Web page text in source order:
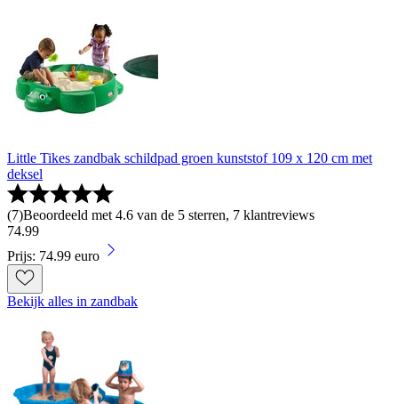
Little Tikes zandbak schildpad groen kunststof 109 x 120 cm met
deksel
(7)Beoordeeld met 4.6 van de 5 sterren, 7 klantreviews
74.99
Prijs: 74.99 euro
Bekijk alles in zandbak